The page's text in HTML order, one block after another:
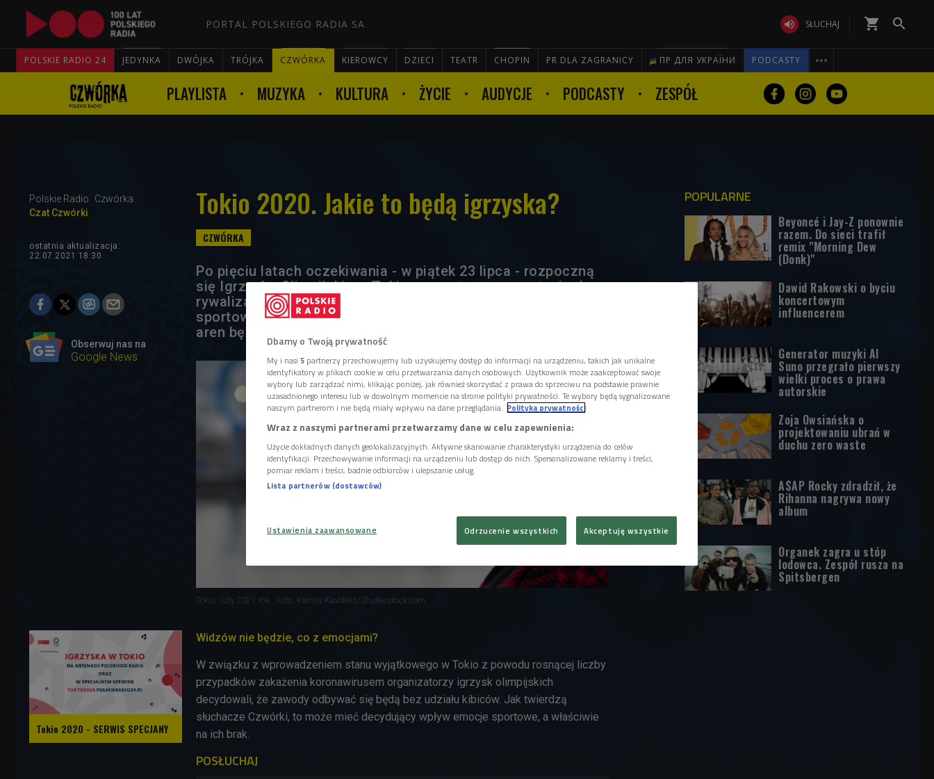
PORTAL POLSKIEGO RADIA SA  SŁUCHAJ shopping_cart 
POLSKIE RADIO 24 JEDYNKA DWÓJKA TRÓJKA CZWÓRKA KIEROWCY DZIECI TEATR CHOPIN PR DLA ZAGRANICY ПР ДЛЯ УКРАЇНИ PODCASTY 

PLAYLISTA MUZYKA KULTURA ŻYCIE AUDYCJE PODCASTY ZESPÓŁ
Polskie Radio
Czwórka
Czat Czwórki
Tokio 2020. Jakie to będą igrzyska?
ostatnia aktualizacja:
22.07.2021 18:30
Obserwuj nas na
Google News
Po pięciu latach oczekiwania - w piątek 23 lipca - rozpoczną
się Igrzyska Olimpijskie w Tokio, a sportowcy przystąpią do
rywalizacji o medale. Polskę będzie reprezentowało 215
sportowców w 28 konkurencjach. Niestety widownia każdej z
aren będzie pusta.
Tokio - luty 2021 rok Foto: Karolis Kavolelis/Shutterstock.com
Tokio 2020 - SERWIS SPECJANY
Widzów nie będzie, co z emocjami?
W związku z wprowadzeniem stanu wyjątkowego w Tokio z powodu rosnącej liczby
przypadków zakażenia koronawirusem organizatorzy igrzysk olimpijskich
decydowali, że zawody odbywać się będą bez udziału kibiców. Jak twierdzą
słuchacze Czwórki, to może mieć decydujący wpływ emocje sportowe, a właściwie
na ich brak.
POSŁUCHAJ
POPULARNE
Beyoncé i Jay-Z ponownie
razem. Do sieci trafił
remix "Morning Dew
(Donk)"
Dawid Rakowski o byciu
koncertowym
influencerem
Generator muzyki AI
Suno przegrało pierwszy
wielki proces o prawa
autorskie
Zoja Owsiańska o
projektowaniu ubrań w
duchu zero waste
A$AP Rocky zdradził, że
Rihanna nagrywa nowy
album
Organek zagra u stóp
lodowca. Zespół rusza na
Spitsbergen
Dbamy o Twoją prywatność
My i nasi 5 partnerzy przechowujemy lub uzyskujemy dostęp do informacji na urządzeniu, takich jak unikalne
identyfikatory w plikach cookie w celu przetwarzania danych osobowych. Użytkownik może zaakceptować swoje
wybory lub zarządzać nimi, klikając poniżej, jak również skorzystać z prawa do sprzeciwu na podstawie prawnie
uzasadnionego interesu lub w dowolnym momencie na stronie polityki prywatności. Te wybory będą sygnalizowane
naszym partnerom i nie będą miały wpływu na dane przeglądania. Polityka prywatności
Wraz z naszymi partnerami przetwarzamy dane w celu zapewnienia:
Użycie dokładnych danych geolokalizacyjnych. Aktywne skanowanie charakterystyki urządzenia do celów
identyfikacji. Przechowywanie informacji na urządzeniu lub dostęp do nich. Spersonalizowane reklamy i treści,
pomiar reklam i treści, badnie odbiorców i ulepszanie usług.
Lista partnerów (dostawców)
Ustawienia zaawansowane Odrzucenie wszystkich Akceptuję wszystkie